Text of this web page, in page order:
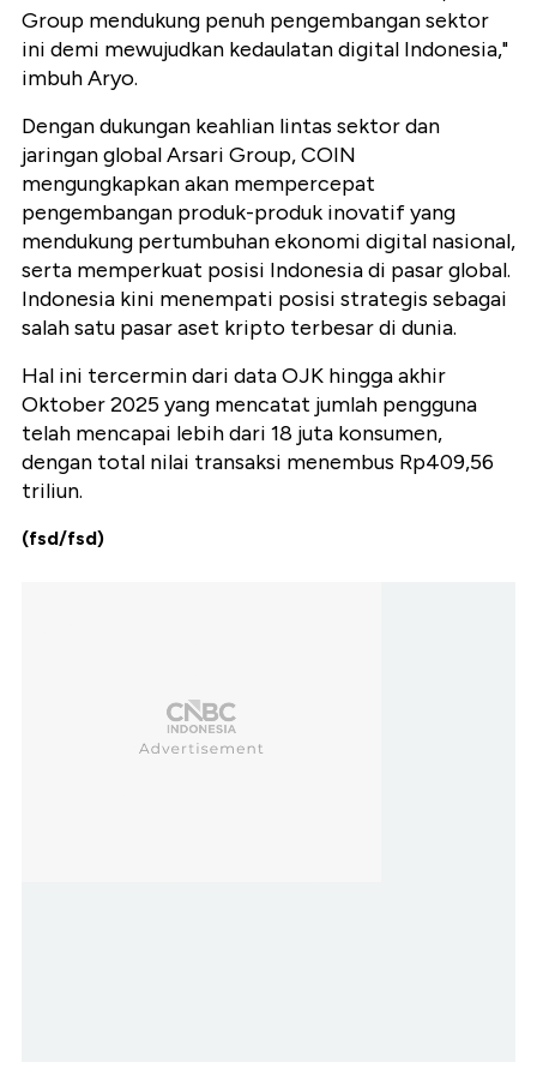
Group mendukung penuh pengembangan sektor
ini demi mewujudkan kedaulatan digital Indonesia,"
imbuh Aryo.
Dengan dukungan keahlian lintas sektor dan
jaringan global Arsari Group, COIN
mengungkapkan akan mempercepat
pengembangan produk-produk inovatif yang
mendukung pertumbuhan ekonomi digital nasional,
serta memperkuat posisi Indonesia di pasar global.
Indonesia kini menempati posisi strategis sebagai
salah satu pasar aset kripto terbesar di dunia.
Hal ini tercermin dari data OJK hingga akhir
Oktober 2025 yang mencatat jumlah pengguna
telah mencapai lebih dari 18 juta konsumen,
dengan total nilai transaksi menembus Rp409,56
triliun.
(fsd/fsd)